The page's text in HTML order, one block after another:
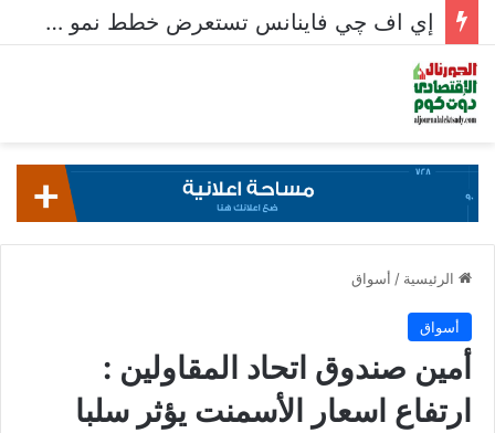
إي اف چي فاينانس تستعرض خطط نمو «بلد» لتعزيز حضورها في سوق تحويلات المصريين بالخارج
الرئيسية / أسواق
أسواق
أمين صندوق اتحاد المقاولين :
ارتفاع اسعار الأسمنت يؤثر سلبا